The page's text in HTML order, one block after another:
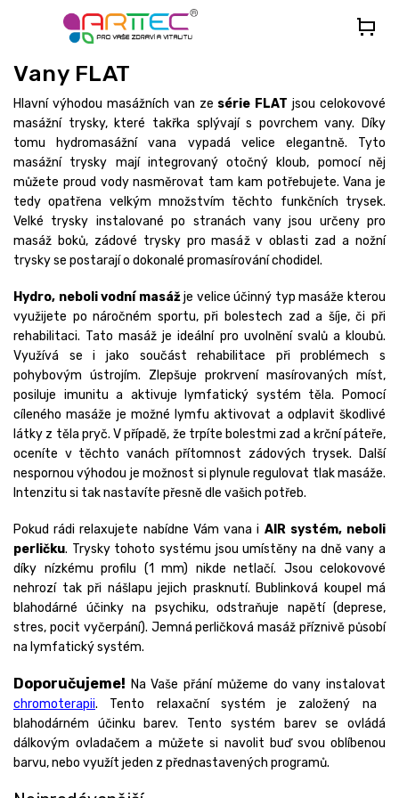
Vany FLAT
Hlavní výhodou masážních van ze série FLAT jsou celokovové
masážní trysky, které takřka splývají s povrchem vany. Díky
tomu hydromasážní vana vypadá velice elegantně. Tyto
masážní trysky mají integrovaný otočný kloub, pomocí něj
můžete proud vody nasměrovat tam kam potřebujete. Vana je
tedy opatřena velkým množstvím těchto funkčních trysek.
Velké trysky instalované po stranách vany jsou určeny pro
masáž boků, zádové trysky pro masáž v oblasti zad a nožní
trysky se postarají o dokonalé promasírování chodidel.
Hydro, neboli vodní masážje velice účinný typ masáže kterou
využijete po náročném sportu, při bolestech zad a šíje, či při
rehabilitaci. Tato masáž je ideální pro uvolnění svalů a kloubů.
Využívá se i jako součást rehabilitace při problémech s
pohybovým ústrojím. Zlepšuje prokrvení masírovaných míst,
posiluje imunitu a aktivuje lymfatický systém těla. Pomocí
cíleného masáže je možné lymfu aktivovat a odplavit škodlivé
látky z těla pryč. V případě, že trpíte bolestmi zad a krční páteře,
oceníte v těchto vanách přítomnost zádových trysek. Další
nespornou výhodou je možnost si plynule regulovat tlak masáže.
Intenzitu si tak nastavíte přesně dle vašich potřeb.
Pokud rádi relaxujete nabídne Vám vana i AIR systém, neboli
perličku. Trysky tohoto systému jsou umístěny na dně vany a
díky nízkému profilu (1 mm) nikde netlačí. Jsou celokovové
nehrozí tak při nášlapu jejich prasknutí. Bublinková koupel má
blahodárné účinky na psychiku, odstraňuje napětí (deprese,
stres, pocit vyčerpání). Jemná perličková masáž příznivě působí
na lymfatický systém.
Doporučujeme! Na Vaše přání můžeme do vany instalovat
chromoterapii. Tento relaxační systém je založený na
blahodárném účinku barev. Tento systém barev se ovládá
dálkovým ovladačem a můžete si navolit buď svou oblíbenou
barvu, nebo využít jeden z přednastavených programů.